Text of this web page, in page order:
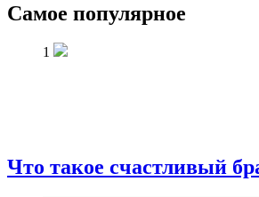
Самое популярное
1
Что такое счастливый